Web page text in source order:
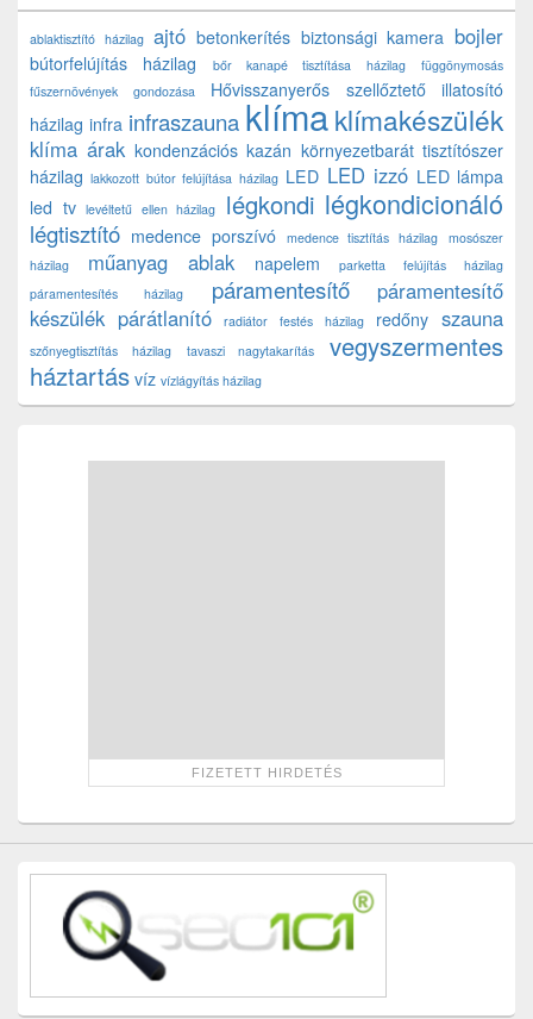
ablaktisztító házilag ajtó betonkerítés biztonsági kamera bojler
bútorfelújítás házilag bőr kanapé tisztítása házilag
függönymosás
fűszernövények gondozása
Hővisszanyerős szellőztető
illatosító
házilag infra infraszauna klímaklímakészülék
klíma árak kondenzációs kazán környezetbarát tisztítószer
házilag lakkozott bútor felújítása házilag LED LED izzó LED lámpa
led tv levéltetű ellen házilag légkondi légkondicionáló
légtisztító medence porszívó medence tisztítás házilag
mosószer
házilag
műanyag ablak napelem
parketta felújítás házilag
páramentesítés házilag
páramentesítő
páramentesítő
készülék párátlanító radiátor festés házilag redőny szauna
szőnyegtisztítás házilag tavaszi nagytakarítás
vegyszermentes
háztartás víz vízlágyítás házilag